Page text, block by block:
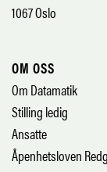
1067 Oslo
OM OSS
Om Datamatik
Stilling ledig
Ansatte
Åpenhetsloven